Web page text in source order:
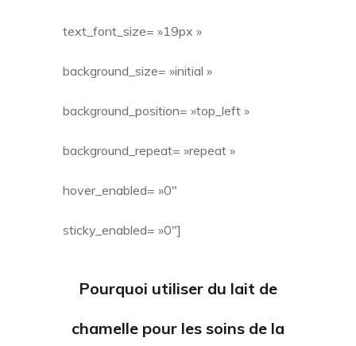
text_font_size= »19px »
background_size= »initial »
background_position= »top_left »
background_repeat= »repeat »
hover_enabled= »0″
sticky_enabled= »0″]
Pourquoi utiliser du lait de
chamelle pour les soins de la